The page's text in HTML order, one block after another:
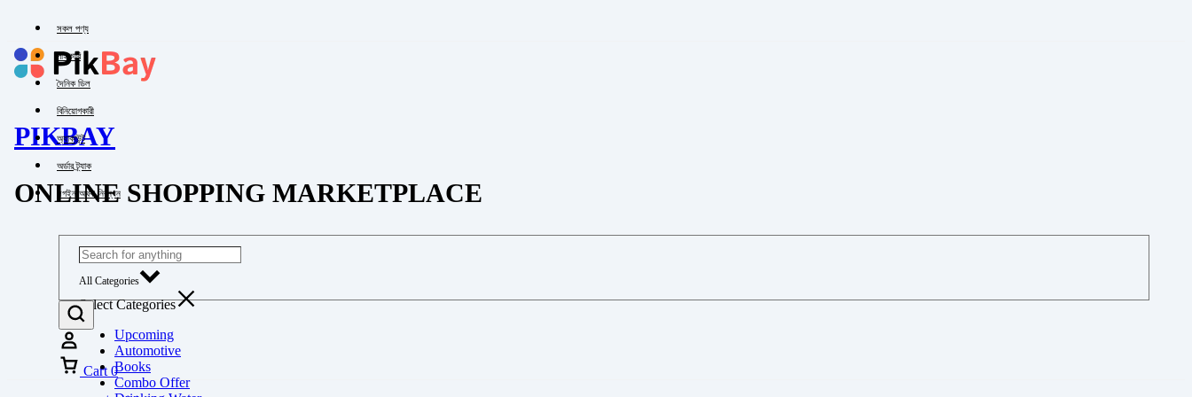
সকল পণ্য
পাইকারি
দৈনিক ডিল
বিনিয়োগকারী
অ্যাকাউন্ট
অর্ডার ট্র্যাক
লগইন অথবা নিবন্ধন
PIKBAY
ONLINE SHOPPING MARKETPLACE
All Categories
Select Categories
Upcoming
Automotive
Books
Combo Offer
Cart 0